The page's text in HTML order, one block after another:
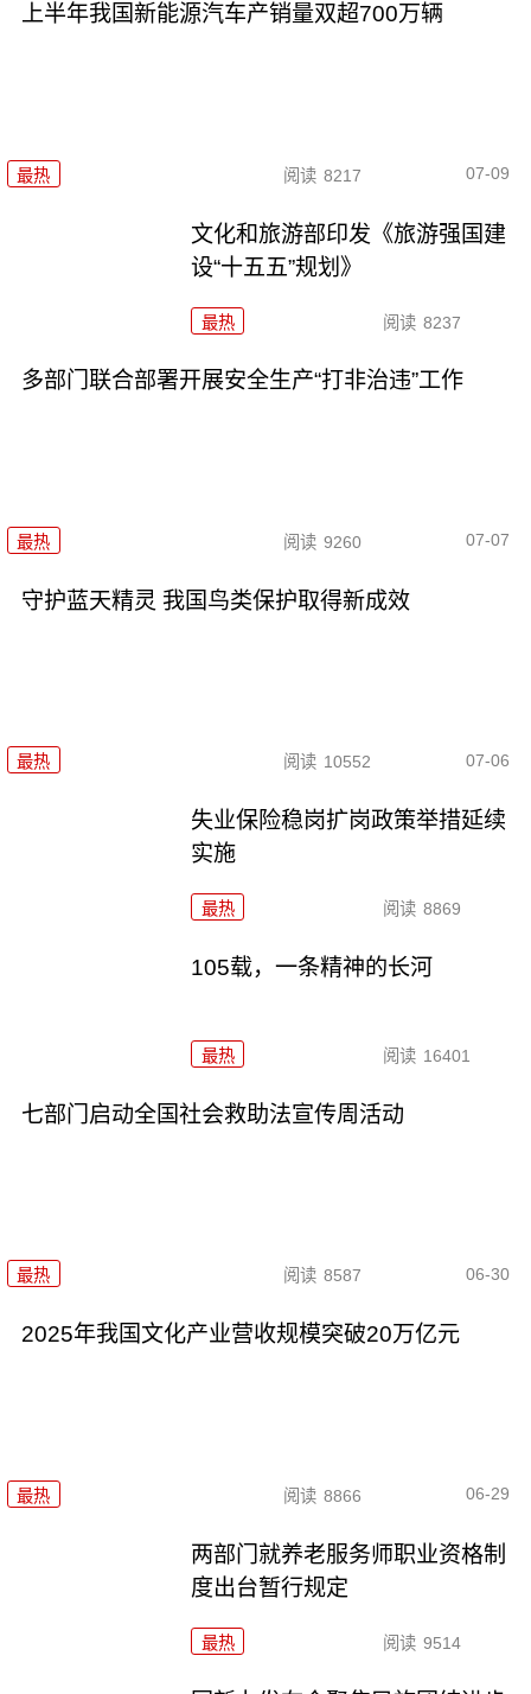
上半年我国新能源汽车产销量双超700万辆
最热 阅读 8217 07-09
文化和旅游部印发《旅游强国建
设“十五五”规划》
最热 阅读 8237
多部门联合部署开展安全生产“打非治违”工作
最热 阅读 9260 07-07
守护蓝天精灵 我国鸟类保护取得新成效
最热 阅读 10552 07-06
失业保险稳岗扩岗政策举措延续
实施
最热 阅读 8869
105载，一条精神的长河
最热 阅读 16401
七部门启动全国社会救助法宣传周活动
最热 阅读 8587 06-30
2025年我国文化产业营收规模突破20万亿元
最热 阅读 8866 06-29
两部门就养老服务师职业资格制
度出台暂行规定
最热 阅读 9514